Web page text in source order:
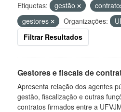
Etiquetas: gestão
gestores
Organizações:
Filtrar Resultados
Gestores e fiscais de
Apresenta relação dos agentes
gestão, fiscalização e outras
contratos firmados entre a